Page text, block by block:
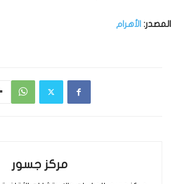
المصدر: الأهرام
مركز جسور